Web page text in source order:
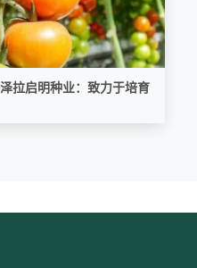
拉启明种业：致力于培育